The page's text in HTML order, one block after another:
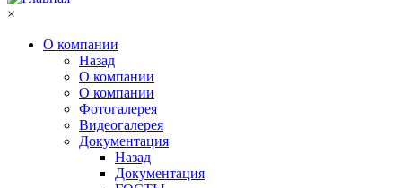
×
О компании
Назад
О компании
О компании
Фотогалерея
Видеогалерея
Документация
Назад
Документация